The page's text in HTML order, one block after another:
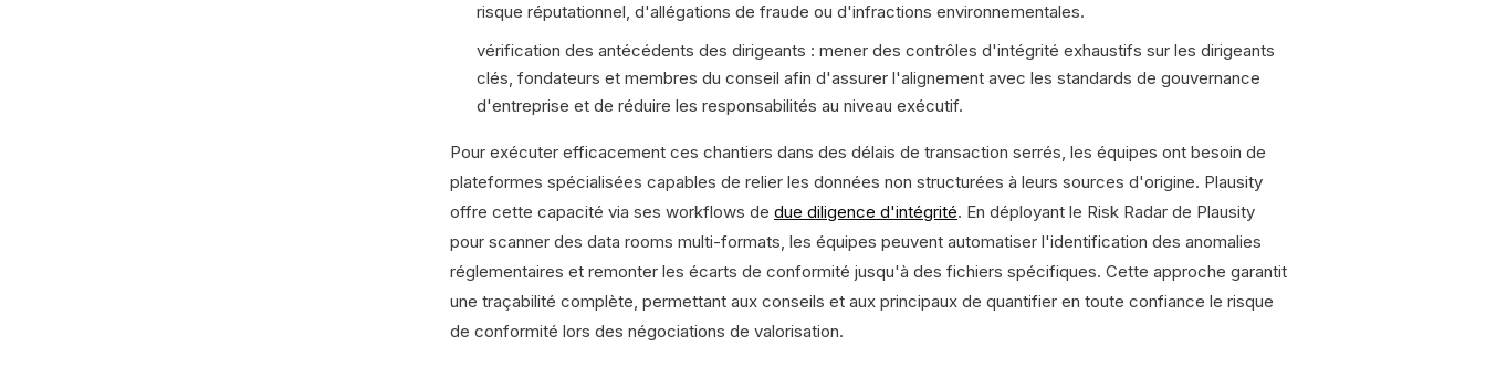
risque réputationnel, d'allégations de fraude ou d'infractions environnementales.
vérification des antécédents des dirigeants : mener des contrôles d'intégrité exhaustifs sur les dirigeants
clés, fondateurs et membres du conseil afin d'assurer l'alignement avec les standards de gouvernance
d'entreprise et de réduire les responsabilités au niveau exécutif.
Pour exécuter efficacement ces chantiers dans des délais de transaction serrés, les équipes ont besoin de
plateformes spécialisées capables de relier les données non structurées à leurs sources d'origine. Plausity
offre cette capacité via ses workflows de due diligence d'intégrité. En déployant le Risk Radar de Plausity
pour scanner des data rooms multi-formats, les équipes peuvent automatiser l'identification des anomalies
réglementaires et remonter les écarts de conformité jusqu'à des fichiers spécifiques. Cette approche garantit
une traçabilité complète, permettant aux conseils et aux principaux de quantifier en toute confiance le risque
de conformité lors des négociations de valorisation.